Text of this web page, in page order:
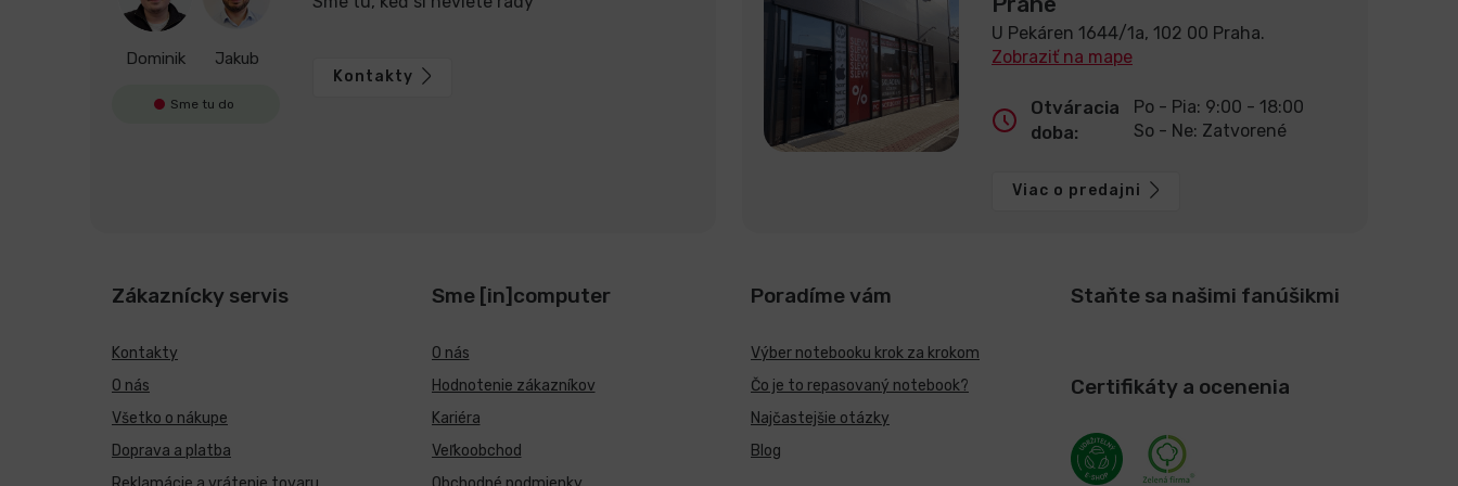
Dominik Jakub
Sme tu do
Kontakty
U Pekáren 1644/1a, 102 00 Praha.
Zobraziť na mape
Otváracia
doba:
Po - Pia: 9:00 - 18:00
So - Ne: Zatvorené
Viac o predajni
Zákaznícky servis
Kontakty
O nás
Všetko o nákupe
Doprava a platba
Sme [in]computer
O nás
Hodnotenie zákazníkov
Kariéra
Veľkoobchod
Poradíme vám
Výber notebooku krok za krokom
Čo je to repasovaný notebook?
Najčastejšie otázky
Blog
Staňte sa našimi fanúšikmi
Certifikáty a ocenenia